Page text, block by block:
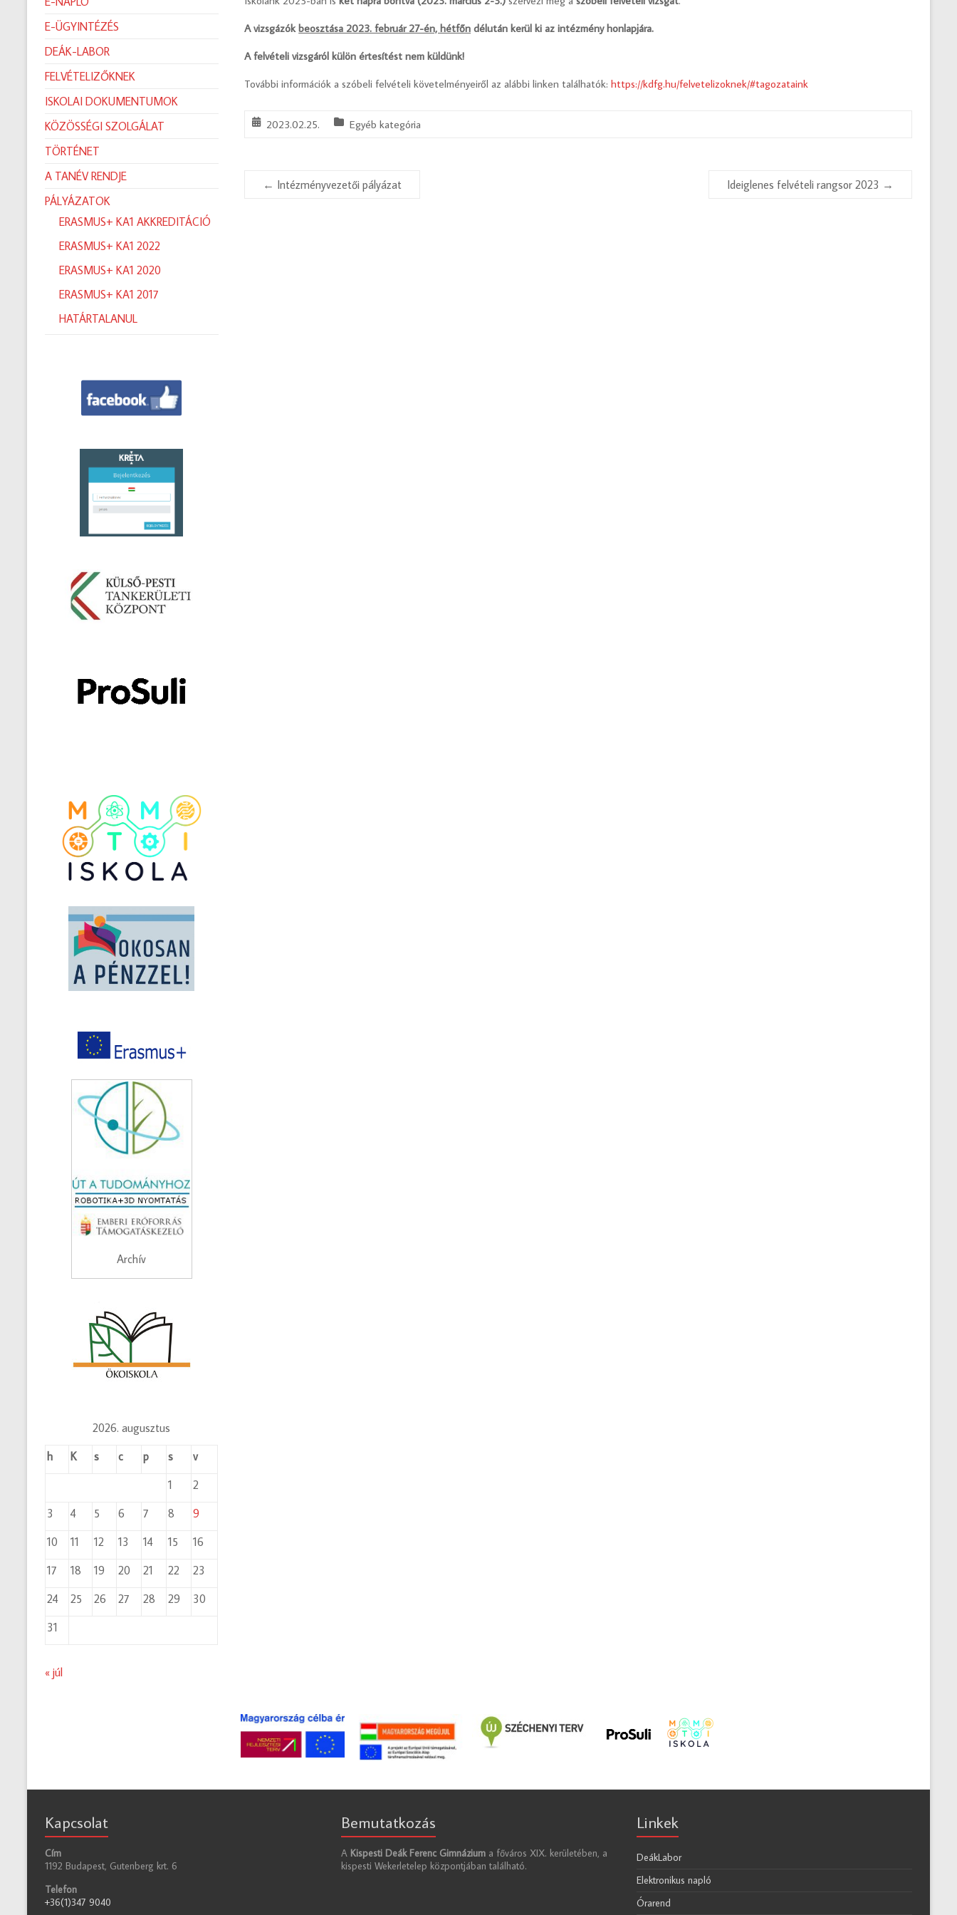
A vizsgázókbeosztása 2023. február 27-én, hétfőn délután kerül ki az intézmény honlapjára.
A felvételi vizsgáról külön értesítést nem küldünk!
További információk a szóbeli felvételi követelményeiről az alábbi linken találhatók:https://kdfg.hu/felvetelizoknek/#tagozataink
2023.02.25. Egyéb kategória
← Intézményvezetői pályázat Ideiglenes felvételi rangsor 2023 →
E-ÜGYINTÉZÉS
DEÁK-LABOR
FELVÉTELIZŐKNEK
ISKOLAI DOKUMENTUMOK
KÖZÖSSÉGI SZOLGÁLAT
TÖRTÉNET
A TANÉV RENDJE
PÁLYÁZATOK
ERASMUS+ KA1 AKKREDITÁCIÓ
ERASMUS+ KA1 2022
ERASMUS+ KA1 2020
ERASMUS+ KA1 2017
HATÁRTALANUL
Archív
2026. augusztus
h
K s c p s
v
1
2
3
4 5 6 7 8
9
10
11 12 13 14 15
16
17
18 19 20 21 22
23
24
25 26 27 28 29
30
31
« júl
Kapcsolat
Cím
1192 Budapest, Gutenberg krt. 6
Telefon
+36(1)347 9040
Bemutatkozás
A Kispesti Deák Ferenc Gimnázium a főváros XIX. kerületében, a
kispesti Wekerletelep központjában található.
Linkek
DeákLabor
Elektronikus napló
Órarend